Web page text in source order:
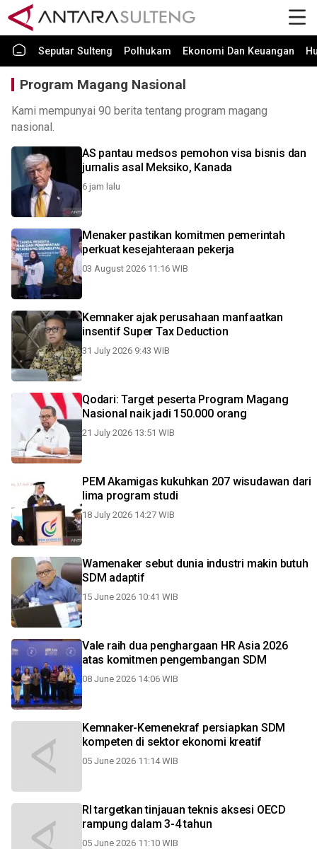
Seputar Sulteng Polhukam Ekonomi Dan Keuangan
Program Magang Nasional
Kami mempunyai 90 berita tentang program magang
nasional.
AS pantau medsos pemohon visa bisnis dan
jurnalis asal Meksiko, Kanada
6 jam lalu
Menaker pastikan komitmen pemerintah
perkuat kesejahteraan pekerja
03 August 2026 11:16 WIB
Kemnaker ajak perusahaan manfaatkan
insentif Super Tax Deduction
31 July 2026 9:43 WIB
Qodari: Target peserta Program Magang
Nasional naik jadi 150.000 orang
21 July 2026 13:51 WIB
PEM Akamigas kukuhkan 207 wisudawan dari
lima program studi
18 July 2026 14:27 WIB
Wamenaker sebut dunia industri makin butuh
SDM adaptif
15 June 2026 10:41 WIB
Vale raih dua penghargaan HR Asia 2026
atas komitmen pengembangan SDM
08 June 2026 14:06 WIB
Kemnaker-Kemenekraf persiapkan SDM
kompeten di sektor ekonomi kreatif
05 June 2026 11:14 WIB
RI targetkan tinjauan teknis aksesi OECD
rampung dalam 3-4 tahun
05 June 2026 11:10 WIB